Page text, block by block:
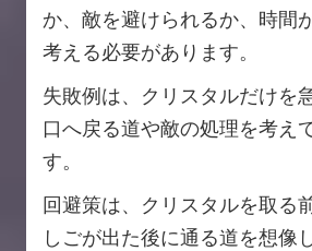
か、敵を避けられるか、時間
考える必要があります。
失敗例は、クリスタルだけを
口へ戻る道や敵の処理を考え
す。
回避策は、クリスタルを取る
しごが出た後に通る道を想像